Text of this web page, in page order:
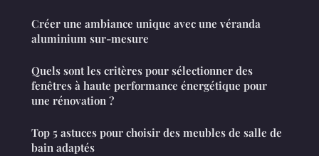
Créer une ambiance unique avec une véranda
aluminium sur-mesure
Quels sont les critères pour sélectionner des
fenêtres à haute performance énergétique pour
une rénovation ?
Top 5 astuces pour choisir des meubles de salle de
bain adaptés